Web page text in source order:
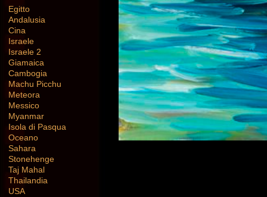
Egitto
Andalusia
Cina
Israele
Israele 2
Giamaica
Cambogia
Machu Picchu
Meteora
Messico
Myanmar
Isola di Pasqua
Oceano
Sahara
Stonehenge
Taj Mahal
Thailandia
USA